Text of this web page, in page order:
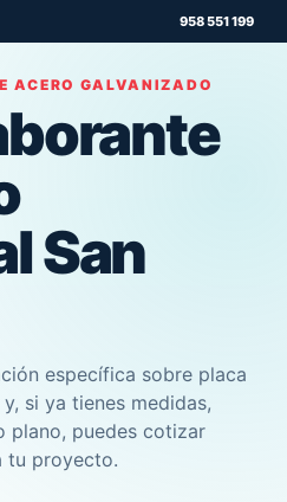
958 551 199
ACERO GALVANIZADO
San
específica sobre placa
si ya tienes medidas,
plano, puedes cotizar
tu proyecto.